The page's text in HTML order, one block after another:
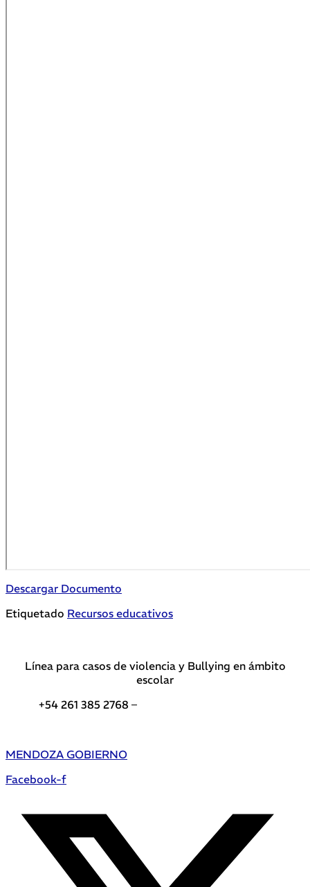
Descargar Documento
Etiquetado Recursos educativos
Línea para casos de violencia y Bullying en ámbito
escolar
+54 261 385 2768 –
MENDOZA GOBIERNO
Facebook-f